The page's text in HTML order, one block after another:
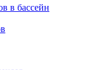
в бассейн